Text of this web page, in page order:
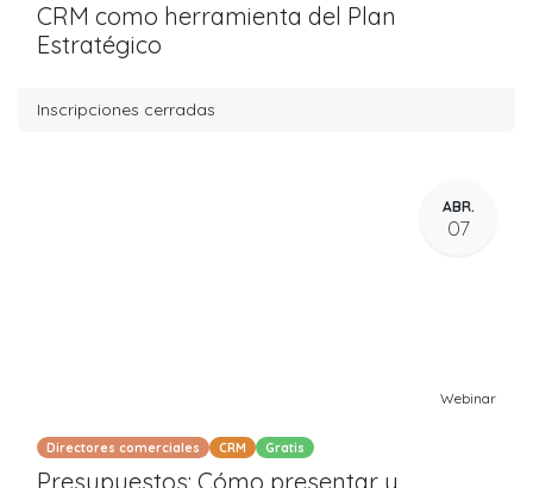
CRM como herramienta del Plan
Estratégico
Inscripciones cerradas
ABR.
07
Webinar
Directores comerciales CRM Gratis
Presupuestos: Cómo presentar y